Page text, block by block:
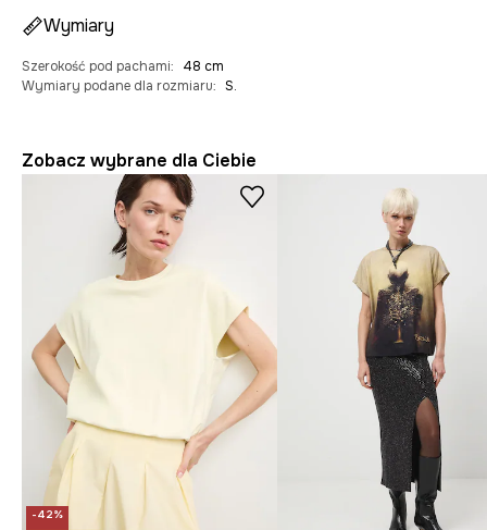
Wymiary
Szerokość pod pachami:
48 cm
Wymiary podane dla rozmiaru: S.
Zobacz wybrane dla Ciebie
-42%